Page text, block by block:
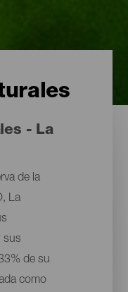
- La
de la
La
sus
de su
como